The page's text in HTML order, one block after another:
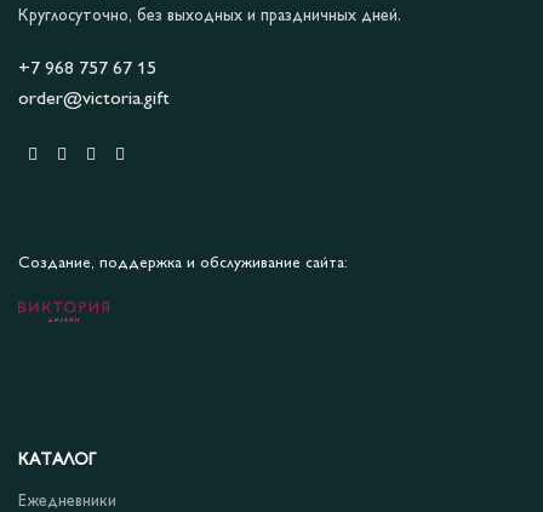
Круглосуточно, без выходных и праздничных дней.
+7 968 757 67 15
order@victoria.gift
Создание, поддержка и обслуживание сайта:
КАТАЛОГ
Ежедневники